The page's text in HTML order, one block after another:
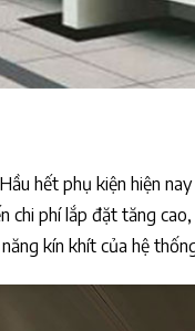
hết phụ kiện hiện
chi phí lắp đặt tăng
kín khít của hệ